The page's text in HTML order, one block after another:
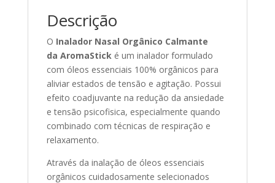
Descrição
O Inalador Nasal Orgânico Calmante
da AromaStick é um inalador formulado
com óleos essenciais 100% orgânicos para
aliviar estados de tensão e agitação. Possui
efeito coadjuvante na redução da ansiedade
e tensão psicofisica, especialmente quando
combinado com técnicas de respiração e
relaxamento.
Através da inalação de óleos essenciais
orgânicos cuidadosamente selecionados